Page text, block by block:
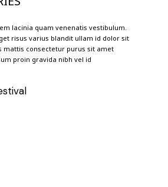
lacinia quam venenatis vestibulum.
risus varius blandit ullam id dolor sit
mattis consectetur purus sit amet
proin gravida nibh vel id